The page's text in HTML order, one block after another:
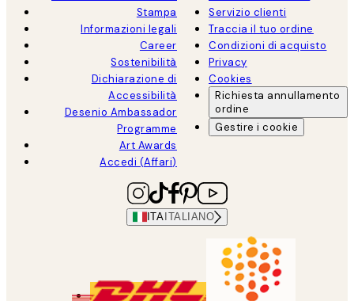
Stampa
Informazioni legali
Career
Sostenibilità
Dichiarazione di
Accessibilità
Desenio Ambassador
Programme
Art Awards
Accedi (Affari)
Servizio clienti
Traccia il tuo ordine
Condizioni di acquisto
Privacy
Cookies
Richiesta annullamento
ordine
Gestire i cookie
ITA ITALIANO